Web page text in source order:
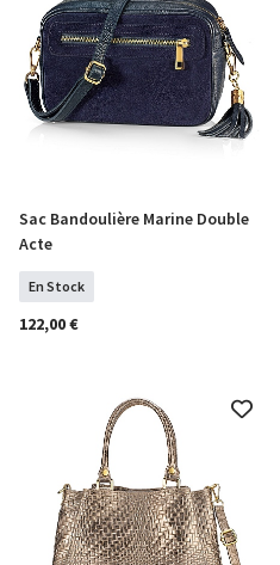
COMMANDER
Sac Bandoulière Marine Double
Acte
En Stock
122,00 €